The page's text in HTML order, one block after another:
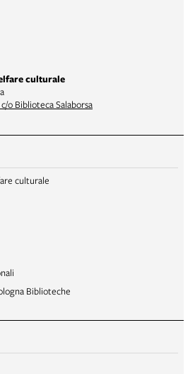
culturale
o Biblioteca Salaborsa
culturale
Biblioteche